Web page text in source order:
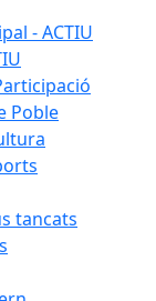
- ACTIU
Poble
tancats